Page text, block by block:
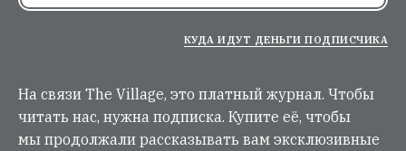
КУДА ИДУТ ДЕНЬГИ ПОДПИСЧИКА
На связи The Village, это платный журнал. Чтобы
читать нас, нужна подписка. Купите её, чтобы
мы продолжали рассказывать вам эксклюзивные